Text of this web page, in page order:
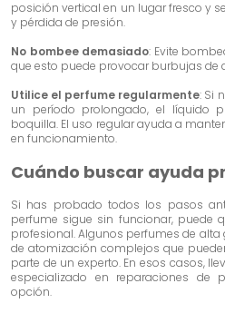
posición vertical en un lugar fresco y
y pérdida de presión.
No bombee demasiado: Evite
que esto puede provocar burbujas de
Utilice el perfume regularmente: Si
un período prolongado, el líquido
boquilla. El uso regular ayuda a
en funcionamiento.
Cuándo buscar ayuda
Si has probado todos los pasos
perfume sigue sin funcionar, puede
profesional. Algunos perfumes de
de atomización complejos que
parte de un experto. En esos casos,
especializado en reparaciones de
opción.